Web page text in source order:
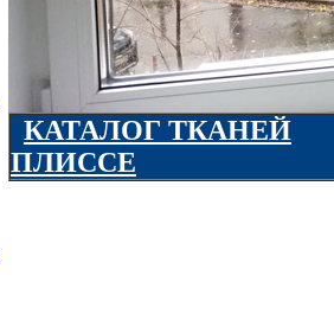
КАТАЛОГ ТКАНЕЙ
ПЛИССЕ